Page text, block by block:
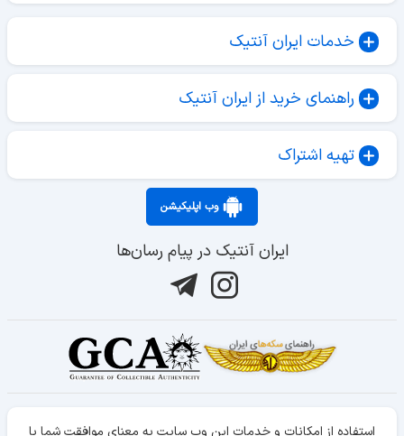
خدمات ایران آنتیک
راهنمای خرید از ایران آنتیک
تهیه اشتراک
وب اپلیکیشن
ایران آنتیک در پیام رسان‌ها
استفاده از امکانات و خدمات این وب سایت به معنای موافقت شما با